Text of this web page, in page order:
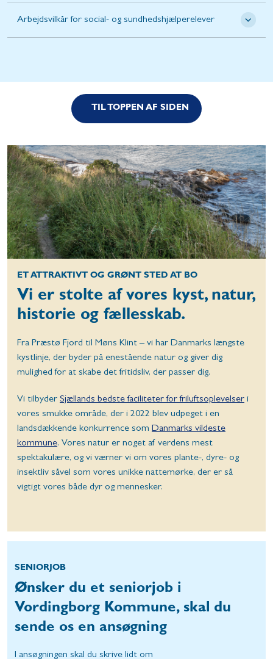
Arbejdsvilkår for social- og sundhedshjælperelever
TIL TOPPEN AF SIDEN
ET ATTRAKTIVT OG GRØNT STED AT BO
Vi er stolte af vores kyst, natur,
historie og fællesskab.
Fra Præstø Fjord til Møns Klint – vi har Danmarks længste
kystlinje, der byder på enestående natur og giver dig
mulighed for at skabe det fritidsliv, der passer dig.
Vi tilbyder Sjællands bedste faciliteter for friluftsoplevelser i
vores smukke område, der i 2022 blev udpeget i en
landsdækkende konkurrence som Danmarks vildeste
kommune. Vores natur er noget af verdens mest
spektakulære, og vi værner vi om vores plante-, dyre- og
insektliv såvel som vores unikke nattemørke, der er så
vigtigt vores både dyr og mennesker.
SENIORJOB
Ønsker du et seniorjob i
Vordingborg Kommune, skal du
sende os en ansøgning
I ansøgningen skal du skrive lidt om